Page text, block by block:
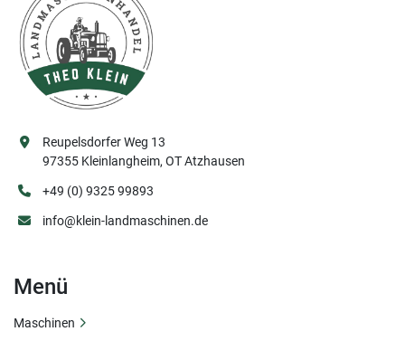
Reupelsdorfer Weg 13
97355 Kleinlangheim, OT Atzhausen
+49 (0) 9325 99893
info@klein-landmaschinen.de
Menü
Maschinen